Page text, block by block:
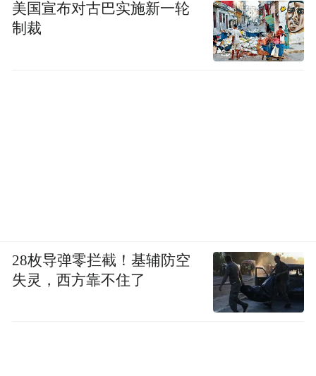
美国宣布对古巴实施新一轮
制裁
28枚导弹零拦截！基辅防空
失灵，西方靠不住了